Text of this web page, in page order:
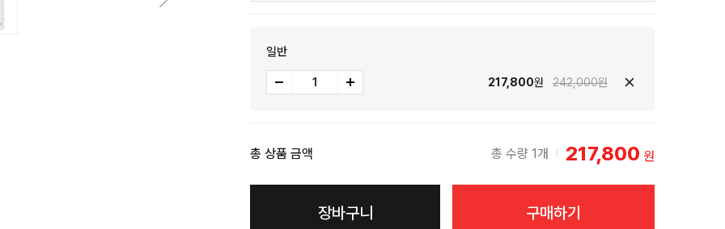
일반
217,800원 242,000원
총 상품 금액 총 수량 1개 217,800 원
장바구니 구매하기